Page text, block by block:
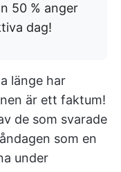
50 % anger
dag!
länge har
är ett faktum!
de som svarade
som en
under